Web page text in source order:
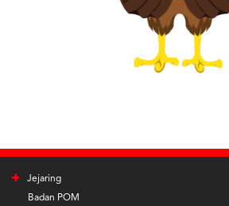
Jejaring
Badan POM